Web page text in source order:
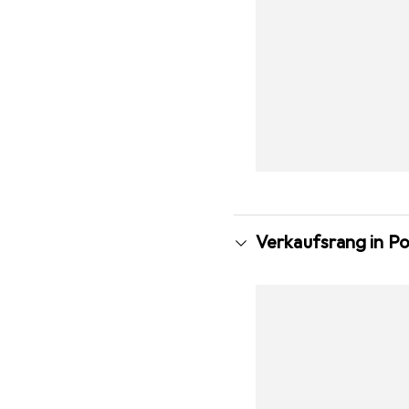
Verkaufsrang in